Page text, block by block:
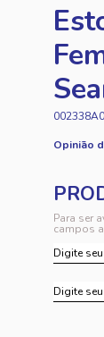
Opinião
Para ser
campos